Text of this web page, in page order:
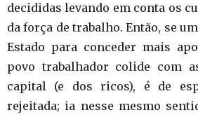
decididas levando em conta os
da força de trabalho. Então, se
Estado para conceder mais
povo trabalhador colide com
capital (e dos ricos), é de
rejeitada; ia nesse mesmo